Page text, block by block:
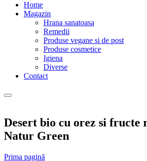
Home
Magazin
Hrana sanatoasa
Remedii
Produse vegane si de post
Produse cosmetice
Igiena
Diverse
Contact
Desert bio cu orez si fructe
Natur Green
Prima pagină